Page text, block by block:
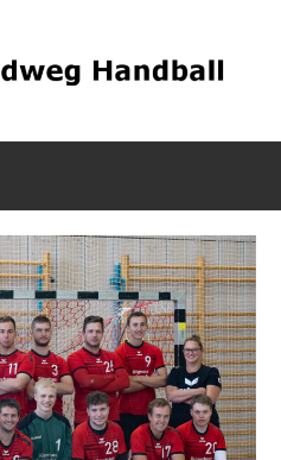
SpVgg
Erdweg
Handball